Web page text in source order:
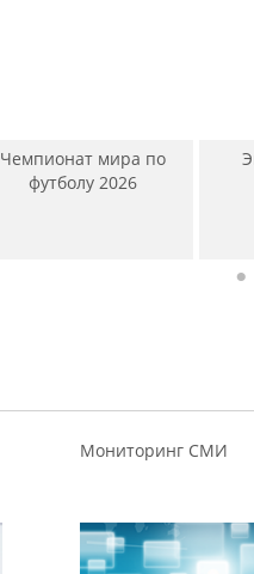
Чемпионат мира по
футболу 2026
Мониторинг СМИ